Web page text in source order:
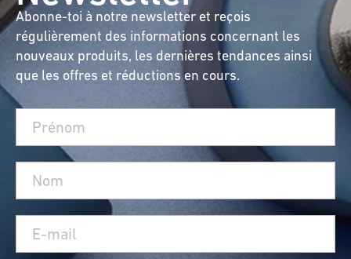
Abonne-toi à notre newsletter et reçois
régulièrement des informations concernant les
nouveaux produits, les dernières tendances ainsi
que les offres et réductions en cours.